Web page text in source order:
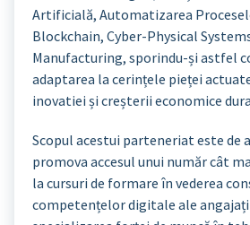
Artificială, Automatizarea
Blockchain, Cyber-Physical
Manufacturing, sporindu-și astfel
adaptarea la cerințele pieței
inovatiei și creșterii economice
Scopul acestui parteneriat este de
promova accesul unui număr cât
la cursuri de formare în vederea
competențelor digitale ale